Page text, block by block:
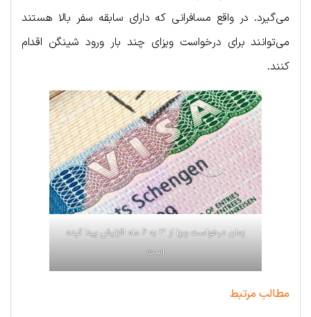
می‌گیرد. در واقع مسافرانی که دارای سابقه سفر بالا هستند
می‌توانند برای درخواست ویزای چند بار ورود شینگن اقدام
کنند.
زمان درخواست ویزا از ۳ به ۶ ماه افزایش پیدا کرده
است
مطالب مرتبط